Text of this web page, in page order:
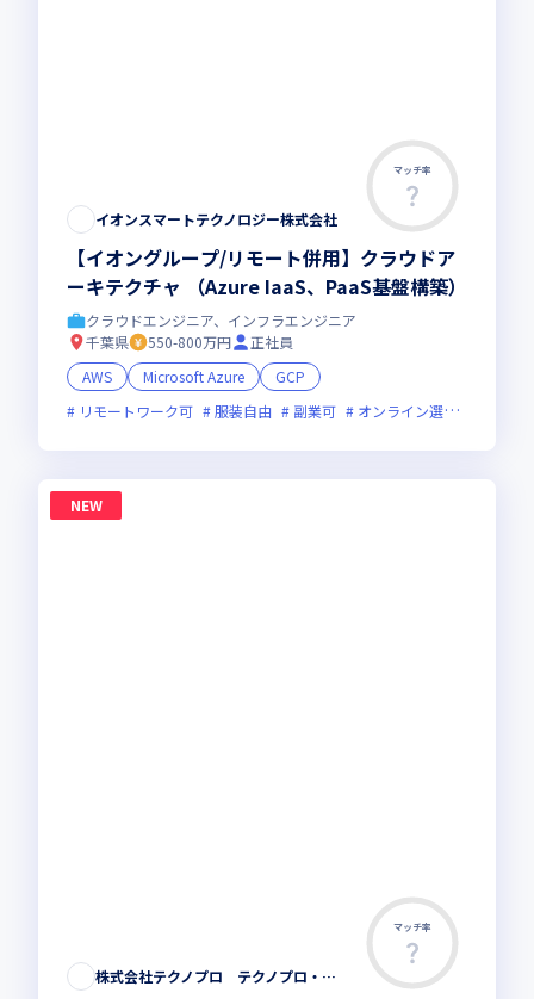
マッチ率
イオンスマートテクノロジー株式会社
【イオングループ/リモート併用】クラウドア
ーキテクチャ （Azure IaaS、PaaS基盤構築）
クラウドエンジニア、インフラエンジニア
千葉県
550-800万円
正社員
AWS
Microsoft Azure
GCP
リモートワーク可
服装自由 副業可 オンライン選考可
NEW
マッチ率
株式会社テクノプロ テクノプロ・エンジニアリング社